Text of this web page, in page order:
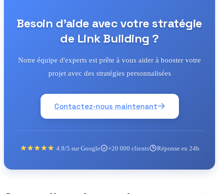
Besoin d'aide avec votre stratégie
de Link Building ?
Notre équipe d'experts est prête à vous aider à booster votre
projet avec des stratégies personnalisées
Contactez-nous maintenant
4.9/5 sur Google +20 000 clients Réponse en 24h